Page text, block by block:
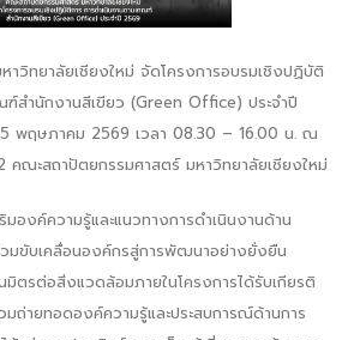
วิทยาลัยเชียงใหม่ จัดโครงการอบรมเชิงปฏิบัติ
ฑ์สำนักงานสีเขียว (Green Office) ประจำปี
พฤษภาคม 2569 เวลา 08.30 – 16.00 น. ณ
ณะสถาปัตยกรรมศาสตร์ มหาวิทยาลัยเชียงใหม่
องค์ความรู้และแนวทางการดำเนินงานด้าน
มขับเคลื่อนองค์กรสู่การพัฒนาอย่างยั่งยืน
ตรต่อสิ่งแวดล้อมภายในโครงการได้รับเกียรติ
ายทอดองค์ความรู้และประสบการณ์ด้านการ